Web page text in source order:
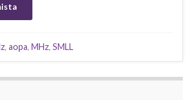
, aopa, MHz, SMLL